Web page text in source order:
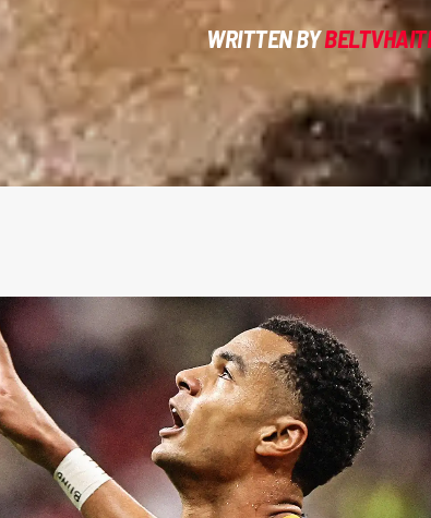
WRITTEN BYBELTVHAITI